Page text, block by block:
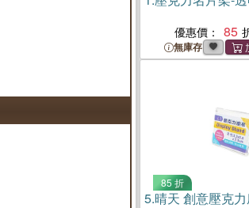
優惠價： 85
無庫存
85 折
5.晴天 創意壓克力